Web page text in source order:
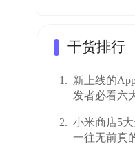
干货排行
1. 新上线的
发者必看六
2. 小米商店5
一往无前真